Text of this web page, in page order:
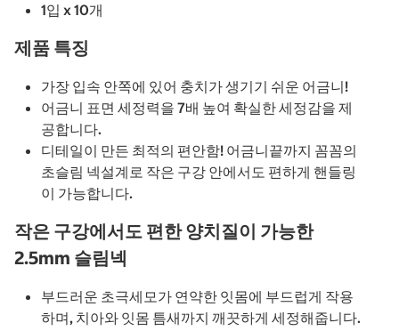
1입 x 10개
제품 특징
가장 입속 안쪽에 있어 충치가 생기기 쉬운 어금니!
어금니 표면 세정력을 7배 높여 확실한 세정감을 제
공합니다.
디테일이 만든 최적의 편안함! 어금니끝까지 꼼꼼의
초슬림 넥설계로 작은 구강 안에서도 편하게 핸들링
이 가능합니다.
작은 구강에서도 편한 양치질이 가능한
2.5mm 슬림넥
부드러운 초극세모가 연약한 잇몸에 부드럽게 작용
하며, 치아와 잇몸 틈새까지 깨끗하게 세정해줍니다.